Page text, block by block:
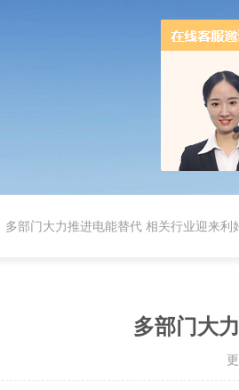
多部门大力推进电能替代 相关行业迎来利
多部门大